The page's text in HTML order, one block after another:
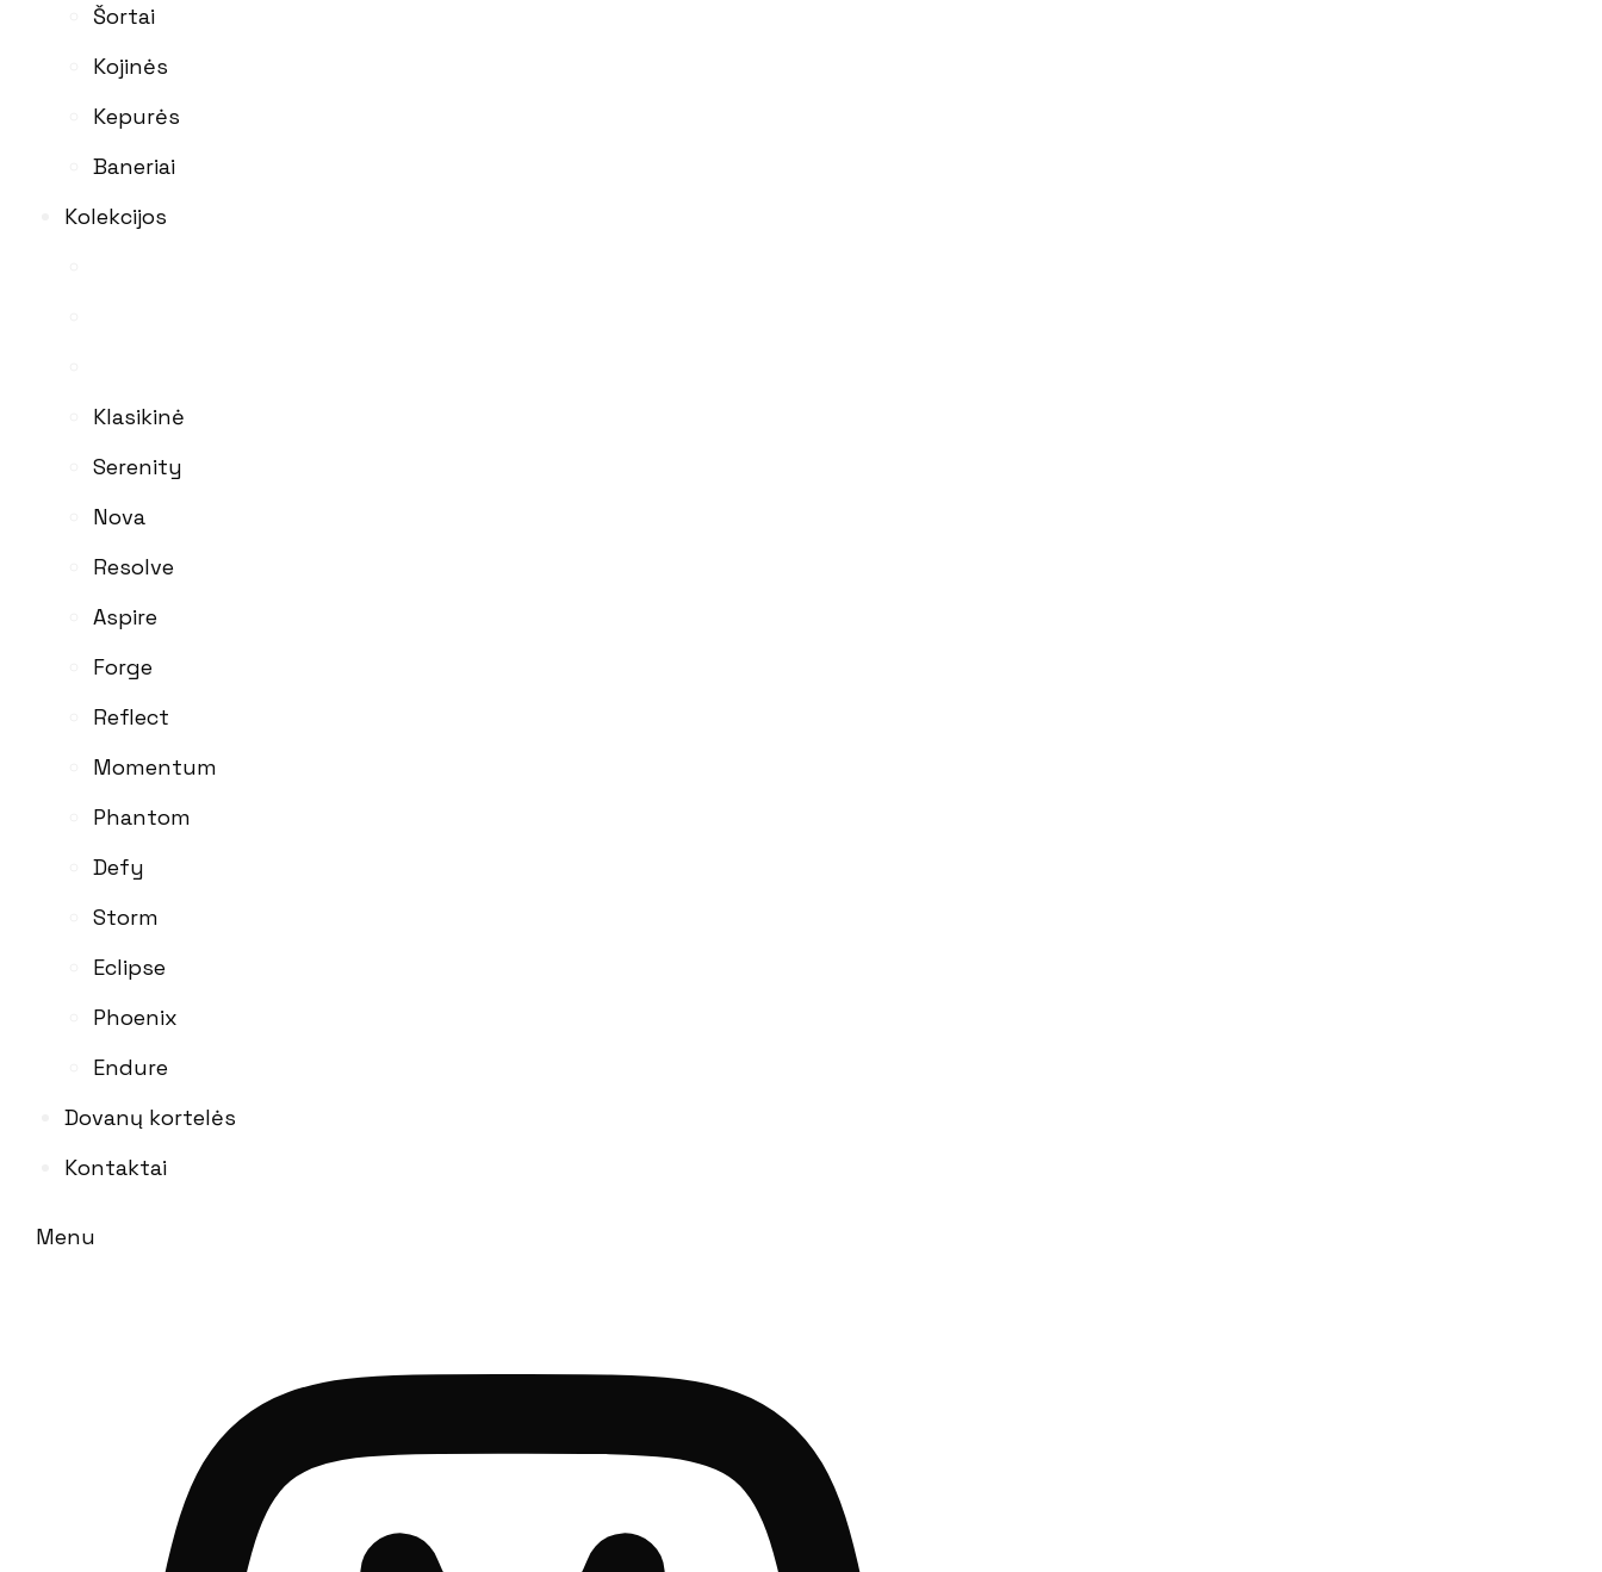
Šortai
Kojinės
Kepurės
Baneriai
Kolekcijos
Klasikinė
Serenity
Nova
Resolve
Aspire
Forge
Reflect
Momentum
Phantom
Defy
Storm
Eclipse
Phoenix
Endure
Dovanų kortelės
Kontaktai
Menu